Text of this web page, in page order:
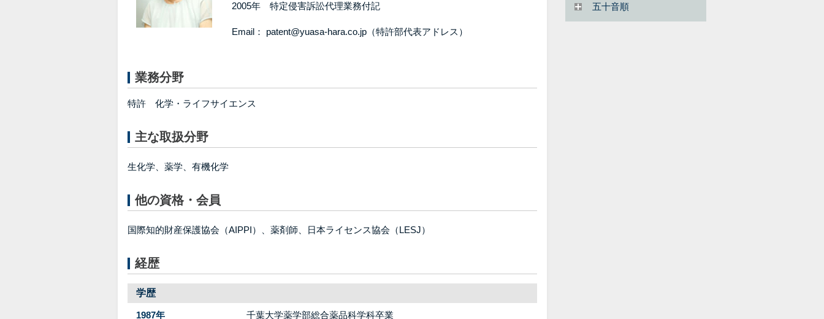
2005年 特定侵害訴訟代理業務付記
Email： patent@yuasa-hara.co.jp（特許部代表アドレス）
業務分野
特許 化学・ライフサイエンス
主な取扱分野
生化学、薬学、有機化学
他の資格・会員
国際知的財産保護協会（AIPPI）、薬剤師、日本ライセンス協会（LESJ）
経歴
学歴
1987年 千葉大学薬学部総合薬品科学科卒業
五十音順